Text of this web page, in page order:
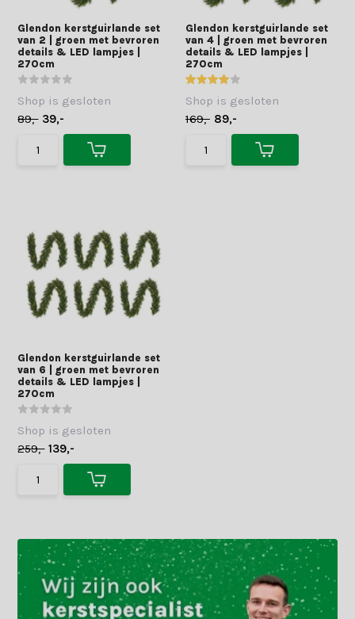
Glendon kerstguirlande set
van 2 | groen met bevroren
details & LED lampjes |
270cm
Shop is gesloten
89,- 39,-
Glendon kerstguirlande set
van 4 | groen met bevroren
details & LED lampjes |
270cm
Shop is gesloten
169,- 89,-
Glendon kerstguirlande set
van 6 | groen met bevroren
details & LED lampjes |
270cm
Shop is gesloten
259,- 139,-